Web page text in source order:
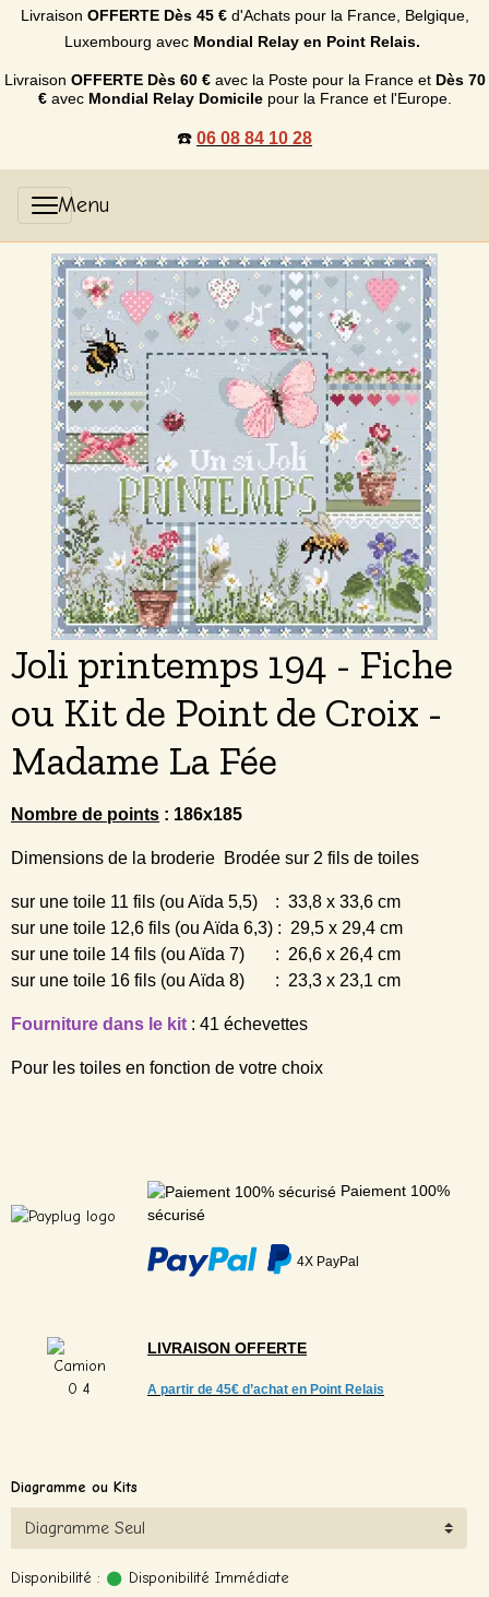
Livraison OFFERTE Dès 45 €d'Achats pour la France, Belgique,
Luxembourg avec Mondial Relay en Point Relais.
Livraison OFFERTE Dès 60 €avec la Poste pour la France et Dès 70
€avec Mondial Relay Domicilepour la France et l'Europe.
☎️ 06 08 84 10 28
Joli printemps 194 - Fiche
ou Kit de Point de Croix -
Madame La Fée
Nombre de points : 186x185
Dimensions de la broderie Brodée sur 2 fils de toiles
sur une toile 11 fils (ou Aïda 5,5) : 33,8 x 33,6 cm
sur une toile 12,6 fils (ou Aïda 6,3) : 29,5 x 29,4 cm
sur une toile 14 fils (ou Aïda 7) : 26,6 x 26,4 cm
sur une toile 16 fils (ou Aïda 8) : 23,3 x 23,1 cm
Fourniture dans le kit : 41 échevettes
Pour les toiles en fonction de votre choix
Paiement 100%
sécurisé
4X PayPal
LIVRAISON OFFERTE
A partir de 45€ d’achat en Point Relais
Diagramme ou Kits
Disponibilité : Disponibilité Immédiate